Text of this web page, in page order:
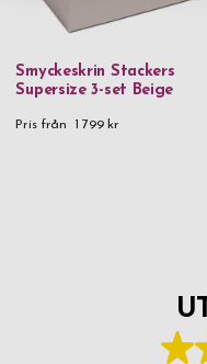
Smyckeskrin Stackers
Supersize 3-set Beige
Pris från 1 799 kr